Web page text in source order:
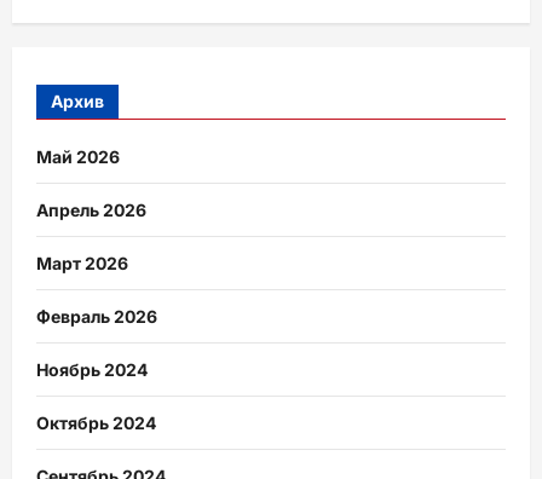
Архив
Май 2026
Апрель 2026
Март 2026
Февраль 2026
Ноябрь 2024
Октябрь 2024